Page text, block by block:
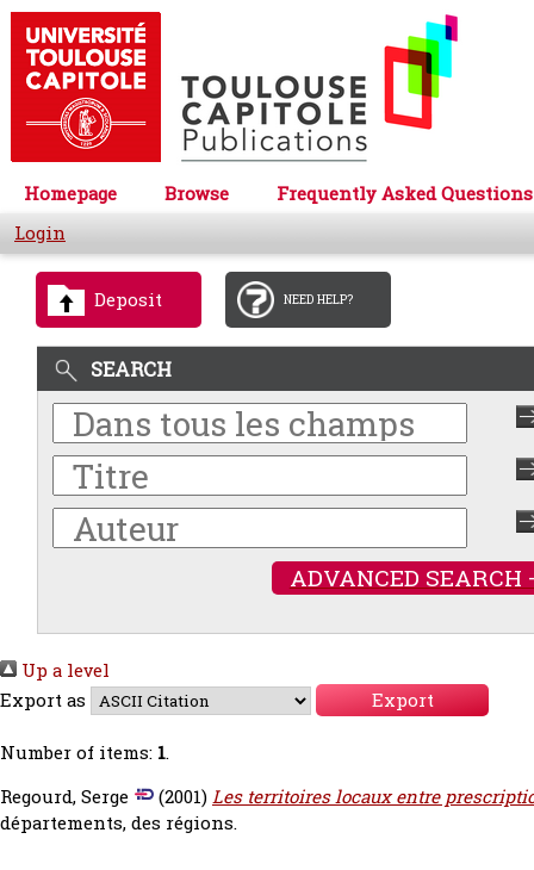
Homepage Browse
Frequently Asked Questions
Login
Deposit NEED HELP?
SEARCH
ADVANCED SEARCH
Up a level
Export as
Number of items: 1.
Regourd, Serge
(2001)Les territoires locaux entre
départements, des régions.